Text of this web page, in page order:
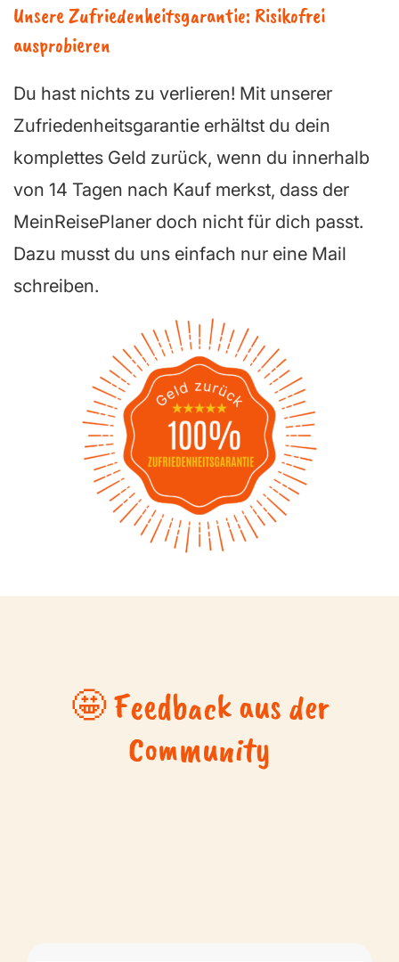
Unsere Zufriedenheitsgarantie: Risikofrei
ausprobieren
Du hast nichts zu verlieren! Mit unserer
Zufriedenheitsgarantie erhältst du dein
komplettes Geld zurück, wenn du innerhalb
von 14 Tagen nach Kauf merkst, dass der
MeinReisePlaner doch nicht für dich passt.
Dazu musst du uns einfach nur eine Mail
schreiben.
🤩 Feedback aus der
Community